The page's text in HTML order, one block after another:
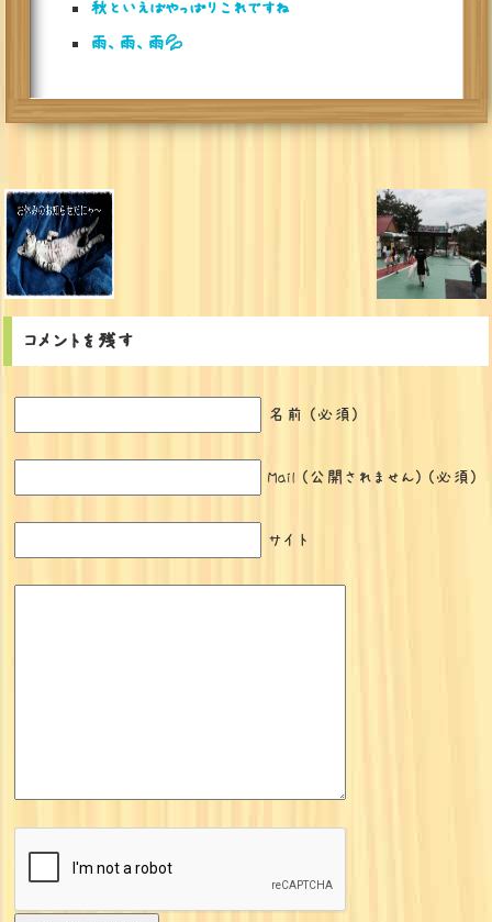
秋といえばやっぱりこれですね
雨、雨、雨💦
コメントを残す
名前 (必須)
Mail (公開されません) (必須)
サイト